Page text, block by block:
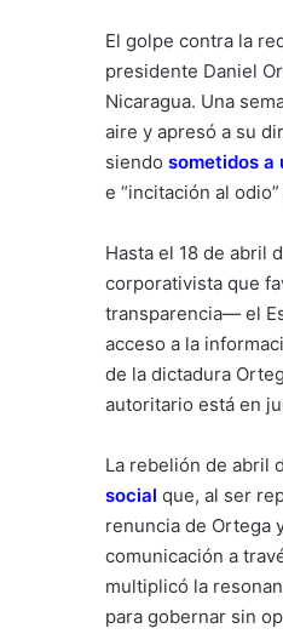
El golpe contra la
presidente Daniel
Nicaragua. Una
aire y apresó a su
siendo sometidos a
e “incitación al
Hasta el 18 de abril
corporativista que
transparencia— el
acceso a la
de la dictadura
autoritario está en
La rebelión de abril
social que, al ser
renuncia de Ortega
comunicación a
multiplicó la
para gobernar sin